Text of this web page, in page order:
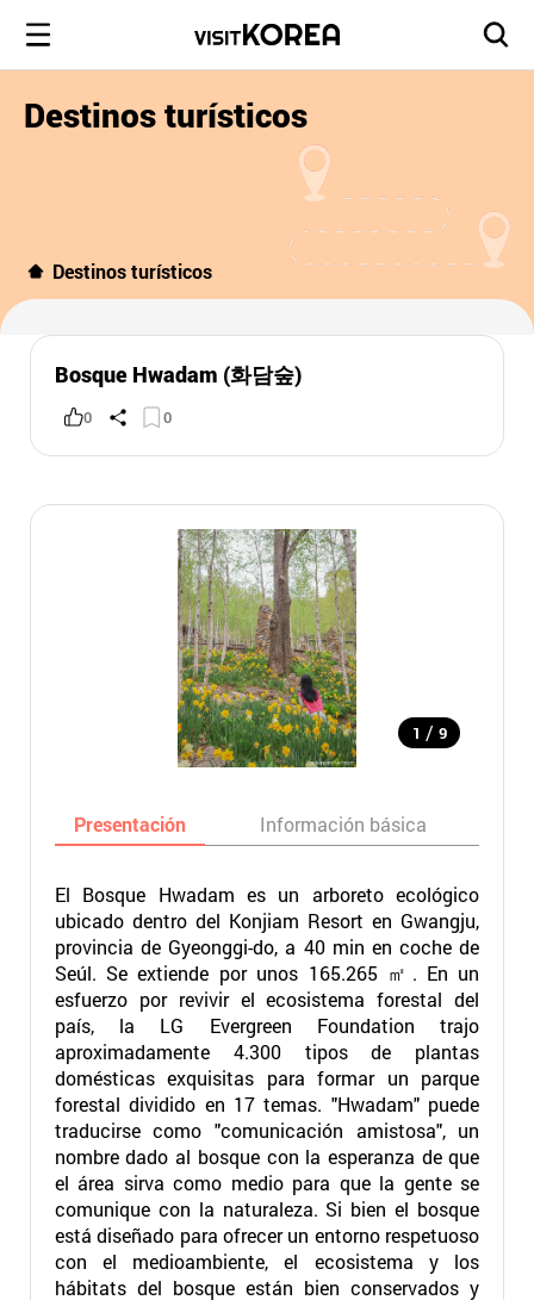
Destinos turísticos
Destinos turísticos
Bosque Hwadam (화담숲)
0 0
1 / 9
Presentación Información básica
El Bosque Hwadam es un arboreto ecológico
ubicado dentro del Konjiam Resort en Gwangju,
provincia de Gyeonggi-do, a 40 min en coche de
Seúl. Se extiende por unos 165.265 ㎡. En un
esfuerzo por revivir el ecosistema forestal del
país, la LG Evergreen Foundation trajo
aproximadamente 4.300 tipos de plantas
domésticas exquisitas para formar un parque
forestal dividido en 17 temas. "Hwadam" puede
traducirse como "comunicación amistosa", un
nombre dado al bosque con la esperanza de que
el área sirva como medio para que la gente se
comunique con la naturaleza. Si bien el bosque
está diseñado para ofrecer un entorno respetuoso
con el medioambiente, el ecosistema y los
hábitats del bosque están bien conservados y